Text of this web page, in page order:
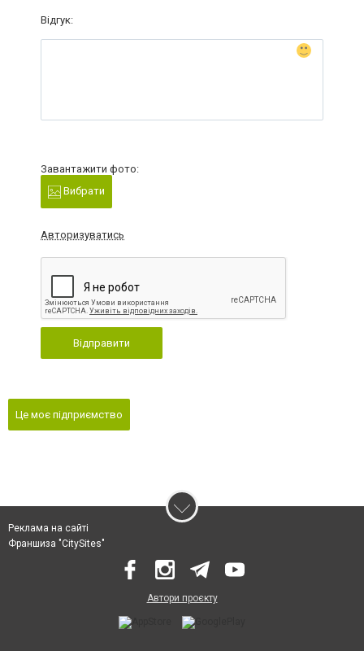
Відгук:
Завантажити фото:
Вибрати
Авторизуватись
Відправити
Це моє підприємство
Реклама на сайті
Франшиза "CitySites"
Автори проєкту